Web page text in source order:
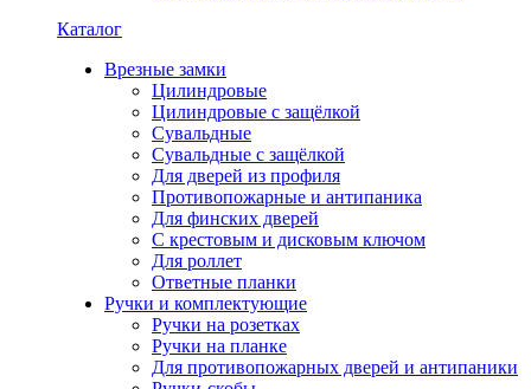
Каталог
Врезные замки
Цилиндровые
Цилиндровые с защёлкой
Сувальдные
Сувальдные с защёлкой
Для дверей из профиля
Противопожарные и антипаника
Для финских дверей
С крестовым и дисковым ключом
Для роллет
Ответные планки
Ручки и комплектующие
Ручки на розетках
Ручки на планке
Для противопожарных дверей и антипаники